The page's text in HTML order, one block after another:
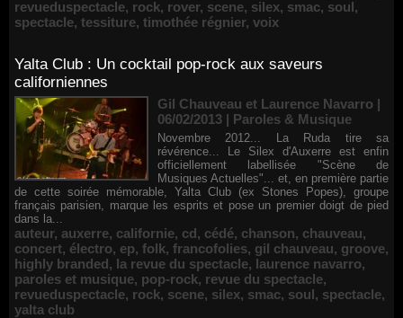
revueduspectacle, rock, rover, scene, silex, smac, soul,
spectacle, tessiture, timothée régnier, voix
Yalta Club : Un cocktail pop-rock aux saveurs
californiennes
Gil Chauveau et Laurence Navarro |
06/02/2013 | Paroles & Musique
Novembre 2012... La Ruda tire sa
révérence... Le Silex d'Auxerre est enfin
officiellement labellisée "Scène de
Musiques Actuelles"... et, en première partie
de cette soirée mémorable, Yalta Club (ex Stones Popes), groupe
français parisien, marque les esprits et pose un premier doigt de pied
dans la...
auteur, auxerre, californie, cd, cédé, chanson, chauveau,
concert, électro, ep, folk, francofolies, gil chauveau, groove,
highly branded, la revue du spectacle, laurence navarro,
paroles et musique, pop-rock, revue du spectacle,
revueduspectacle, rock, scene, silex, smac, soul, spectacle,
yalta club